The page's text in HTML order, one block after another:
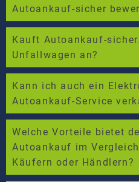
Autoankauf-sicher
Kauft Autoankauf-
Unfallwagen an?
Kann ich auch ein
Autoankauf-Service
Welche Vorteile bietet
Autoankauf im
Käufern oder Händlern?